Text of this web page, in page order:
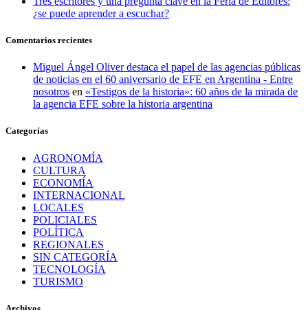
¿se puede aprender a escuchar?
Comentarios recientes
Miguel Ángel Oliver destaca el papel de las agencias públicas
de noticias en el 60 aniversario de EFE en Argentina - Entre
nosotros en «Testigos de la historia»: 60 años de la mirada de
la agencia EFE sobre la historia argentina
Categorías
AGRONOMÍA
CULTURA
ECONOMÍA
INTERNACIONAL
LOCALES
POLICIALES
POLÍTICA
REGIONALES
SIN CATEGORÍA
TECNOLOGÍA
TURISMO